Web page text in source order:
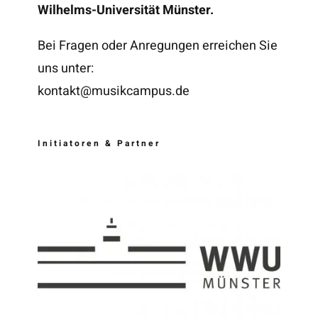
Wilhelms-Universität Münster.
Bei Fragen oder Anregungen erreichen Sie
uns unter:
kontakt@musikcampus.de
Initiatoren & Partner